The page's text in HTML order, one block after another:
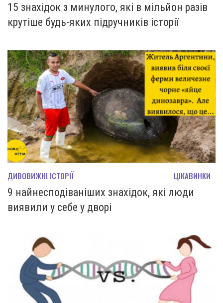
15 знахідок з минулого, які в мільйон разів
крутіше будь-яких підручників історії
ДИВОВИЖНІ ІСТОРІЇ ЦІКАВИНКИ
9 найнесподіваніших знахідок, які люди
виявили у себе у дворі